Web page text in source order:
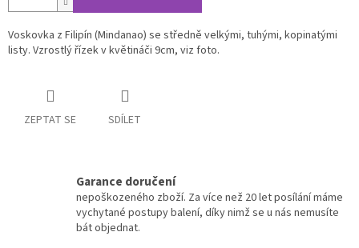
Voskovka z Filipín (Mindanao) se středně velkými, tuhými, kopinatými
listy. Vzrostlý řízek v květináči 9cm, viz foto.
ZEPTAT SE SDÍLET
Garance doručení
nepoškozeného zboží. Za více než 20 let posílání máme
vychytané postupy balení, díky nimž se u nás nemusíte
bát objednat.